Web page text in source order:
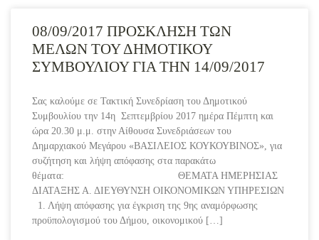
08/09/2017 ΠΡΟΣΚΛΗΣΗ ΤΩΝ
ΜΕΛΩΝ ΤΟΥ ΔΗΜΟΤΙΚΟΥ
ΣΥΜΒΟΥΛΙΟΥ ΓΙΑ ΤΗΝ 14/09/2017
Σας καλούμε σε Τακτική Συνεδρίαση του Δημοτικού
Συμβουλίου την 14η Σεπτεμβρίου 2017 ημέρα Πέμπτη και
ώρα 20.30 μ.μ. στην Αίθουσα Συνεδριάσεων του
Δημαρχιακού Μεγάρου «ΒΑΣΙΛΕΙΟΣ ΚΟΥΚΟΥΒΙΝΟΣ», για
συζήτηση και λήψη απόφασης στα παρακάτω
θέματα: ΘΕΜΑΤΑ ΗΜΕΡΗΣΙΑΣ
ΔΙΑΤΑΞΗΣ Α. ΔΙΕΥΘΥΝΣΗ ΟΙΚΟΝΟΜΙΚΩΝ ΥΠΗΡΕΣΙΩΝ
1. Λήψη απόφασης για έγκριση της 9ης αναμόρφωσης
προϋπολογισμού του Δήμου, οικονομικού […]